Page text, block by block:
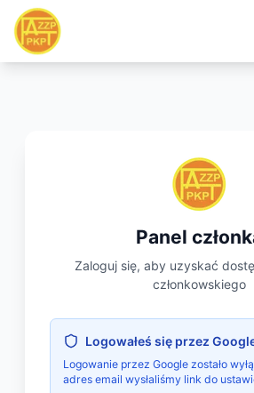
Panel
Zaloguj się, aby uzyskać
członkowskiego
Logowałeś się przez
Logowanie przez Google zostało
adres email wysłaliśmy link do